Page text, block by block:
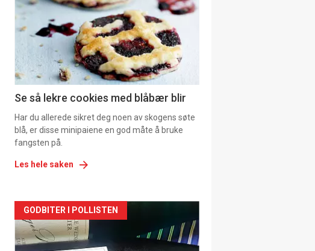
-
section
11
Dagens
rett
Se så lekre cookies med blåbær blir
Har du allerede sikret deg noen av skogens søte
blå, er disse minipaiene en god måte å bruke
fangsten på.
Les hele saken
Artikler
detail
GODBITER I POLLISTEN